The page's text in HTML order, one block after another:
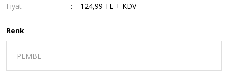
Fiyat
124,99 TL + KDV
Renk